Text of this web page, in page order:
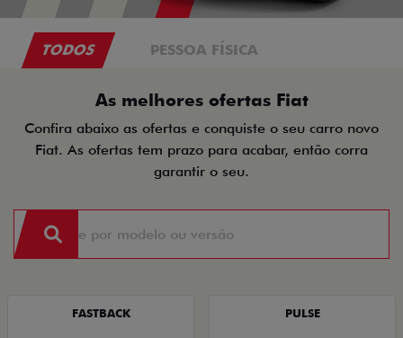
TODOS PESSOA FÍSICA
As melhores ofertas Fiat
Confira abaixo as ofertas e conquiste o seu carro novo
Fiat. As ofertas tem prazo para acabar, então corra
garantir o seu.
FASTBACK PULSE